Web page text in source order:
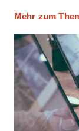
Mehr zum